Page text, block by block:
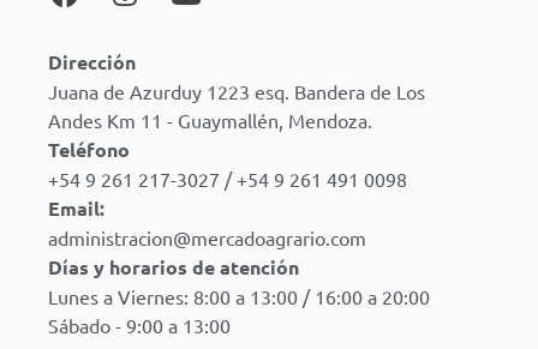
Dirección
Juana de Azurduy 1223 esq. Bandera de Los
Andes Km 11 - Guaymallén, Mendoza.
Teléfono
+54 9 261 217-3027 / +54 9 261 491 0098
Email:
administracion@mercadoagrario.com
Días y horarios de atención
Lunes a Viernes: 8:00 a 13:00 / 16:00 a 20:00
Sábado - 9:00 a 13:00